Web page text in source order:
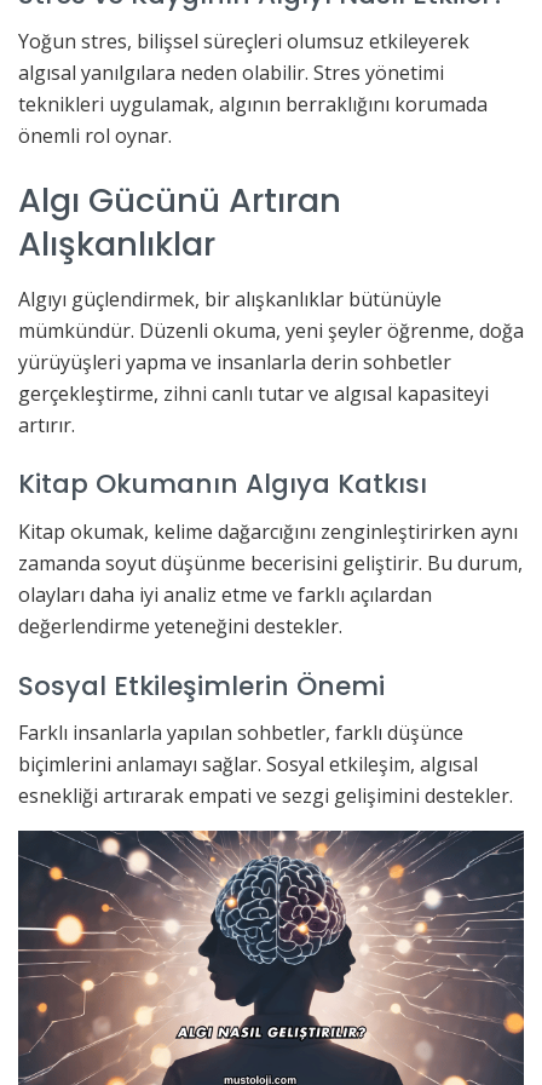
Yoğun stres, bilişsel süreçleri olumsuz etkileyerek
algısal yanılgılara neden olabilir. Stres yönetimi
teknikleri uygulamak, algının berraklığını korumada
önemli rol oynar.
Algı Gücünü Artıran
Alışkanlıklar
Algıyı güçlendirmek, bir alışkanlıklar bütünüyle
mümkündür. Düzenli okuma, yeni şeyler öğrenme, doğa
yürüyüşleri yapma ve insanlarla derin sohbetler
gerçekleştirme, zihni canlı tutar ve algısal kapasiteyi
artırır.
Kitap Okumanın Algıya Katkısı
Kitap okumak, kelime dağarcığını zenginleştirirken aynı
zamanda soyut düşünme becerisini geliştirir. Bu durum,
olayları daha iyi analiz etme ve farklı açılardan
değerlendirme yeteneğini destekler.
Sosyal Etkileşimlerin Önemi
Farklı insanlarla yapılan sohbetler, farklı düşünce
biçimlerini anlamayı sağlar. Sosyal etkileşim, algısal
esnekliği artırarak empati ve sezgi gelişimini destekler.